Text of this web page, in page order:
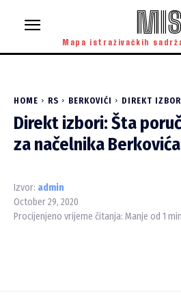
Mapa istraživačkih
HOME RS BERKOVIĆI DIREKT
Direkt izbori: Šta
za načelnika Berkovića
Izvor: admin
October 29, 2020
Procijenjeno vrijeme čitanja: Manje od 1